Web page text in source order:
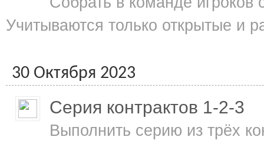
Учитываются только открытые и
30 Октября 2023
Серия контрактов 1-2-3
Выполнить серию из трёх